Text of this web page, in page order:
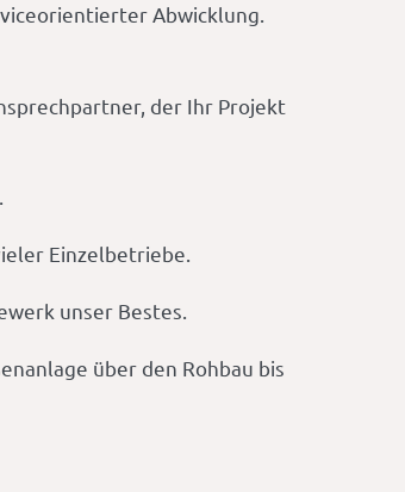
Abwicklung.
der Ihr Projekt
Einzelbetriebe.
unser Bestes.
über den Rohbau bis